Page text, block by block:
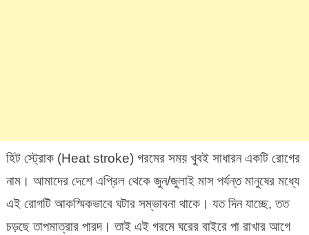
হিট স্ট্রোক (Heat stroke) গরমের সময় খুবই সাধারন একটি রোগের
নাম। আমাদের দেশে এপ্রিল থেকে জুন/জুলাই মাস পর্যন্ত মানুষের মধ্যে
এই রোগটি আকস্মিকভাবে ঘটার সম্ভাবনা থাকে। যত দিন যাচ্ছে, তত
চড়ছে তাপমাত্রার পারদ। তাই এই গরমে ঘরের বাইরে পা রাখার আগে